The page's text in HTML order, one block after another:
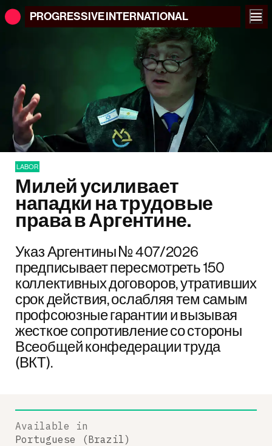
PROGRESSIVEINTERNATIONAL
LABOR
Милей усиливает
нападки на трудовые
права в Аргентине.
Указ Аргентины № 407/2026
предписывает пересмотреть 150
коллективных договоров, утративших
срок действия, ослабляя тем самым
профсоюзные гарантии и вызывая
жесткое сопротивление со стороны
Всеобщей конфедерации труда
(ВКТ).
Available in
Portuguese (Brazil)